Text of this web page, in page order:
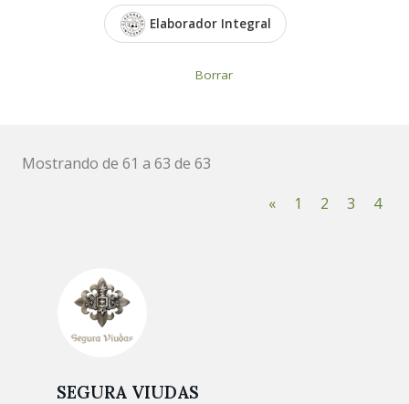
Elaborador Integral
Borrar
Mostrando de 61 a 63 de 63
«
1 2 3 4
SEGURA VIUDAS